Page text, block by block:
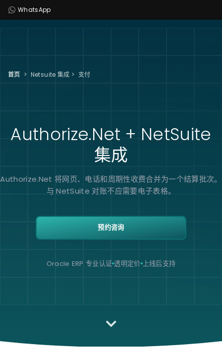
WhatsApp
首页 > Netsuite 集成 > 支付
Authorize.Net + NetSuite
集成
Authorize.Net 将网页、电话和周期性收费合并为一个结算批次。
与 NetSuite 对账不应需要电子表格。
预约咨询
Oracle ERP 专业认证 透明定价 上线后支持